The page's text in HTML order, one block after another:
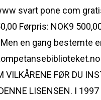
svart pone com
Førpris: NOK9
en gang bestemte
FØR DU
LISENSEN. I